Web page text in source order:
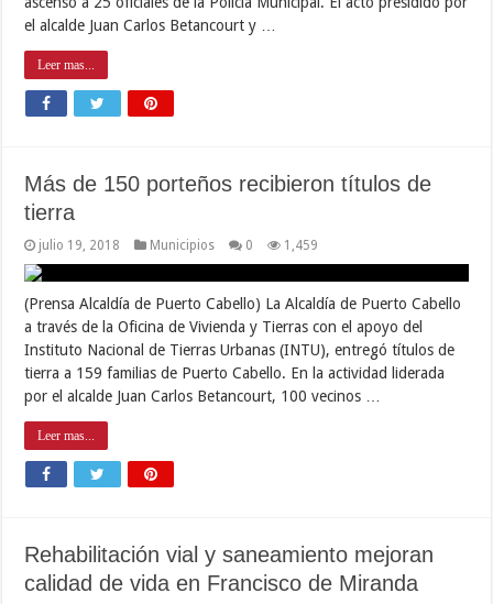
el alcalde Juan Carlos Betancourt y …
Leer mas...
Más de 150 porteños recibieron títulos de
tierra
julio 19, 2018 Municipios 0 1,459
(Prensa Alcaldía de Puerto Cabello) La Alcaldía de Puerto Cabello
a través de la Oficina de Vivienda y Tierras con el apoyo del
Instituto Nacional de Tierras Urbanas (INTU), entregó títulos de
tierra a 159 familias de Puerto Cabello. En la actividad liderada
por el alcalde Juan Carlos Betancourt, 100 vecinos …
Leer mas...
Rehabilitación vial y saneamiento mejoran
calidad de vida en Francisco de Miranda